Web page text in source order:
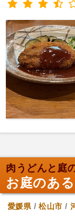
肉うどんと庭
お庭のあ
愛媛県/松山市 /